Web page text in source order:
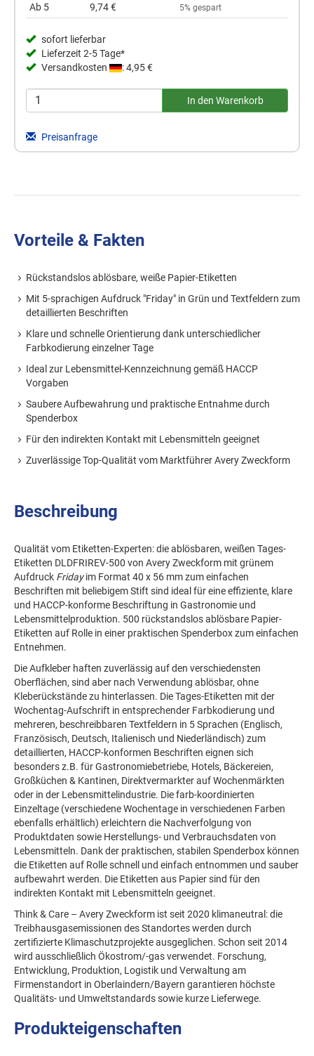
Ab 5 9,74 € 5% gespart
sofort lieferbar
Lieferzeit 2-5 Tage*
Versandkosten
: 4,95 €
Preisanfrage
Vorteile & Fakten
Rückstandslos ablösbare, weiße Papier-Etiketten
Mit 5-sprachigen Aufdruck "Friday" in Grün und Textfeldern zum
detaillierten Beschriften
Klare und schnelle Orientierung dank unterschiedlicher
Farbkodierung einzelner Tage
Ideal zur Lebensmittel-Kennzeichnung gemäß HACCP
Vorgaben
Saubere Aufbewahrung und praktische Entnahme durch
Spenderbox
Für den indirekten Kontakt mit Lebensmitteln geeignet
Zuverlässige Top-Qualität vom Marktführer Avery Zweckform
Beschreibung
Qualität vom Etiketten-Experten: die ablösbaren, weißen Tages-
Etiketten DLDFRIREV-500 von Avery Zweckform mit grünem
Aufdruck Fridayim Format 40 x 56 mm zum einfachen
Beschriften mit beliebigem Stift sind ideal für eine effiziente, klare
und HACCP-konforme Beschriftung in Gastronomie und
Lebensmittelproduktion. 500 rückstandslos ablösbare Papier-
Etiketten auf Rolle in einer praktischen Spenderbox zum einfachen
Entnehmen.
Die Aufkleber haften zuverlässig auf den verschiedensten
Oberflächen, sind aber nach Verwendung ablösbar, ohne
Kleberückstände zu hinterlassen. Die Tages-Etiketten mit der
Wochentag-Aufschrift in entsprechender Farbkodierung und
mehreren, beschreibbaren Textfeldern in 5 Sprachen (Englisch,
Französisch, Deutsch, Italienisch und Niederländisch) zum
detaillierten, HACCP-konformen Beschriften eignen sich
besonders z.B. für Gastronomiebetriebe, Hotels, Bäckereien,
Großküchen & Kantinen, Direktvermarkter auf Wochenmärkten
oder in der Lebensmittelindustrie. Die farb-koordinierten
Einzeltage (verschiedene Wochentage in verschiedenen Farben
ebenfalls erhältlich) erleichtern die Nachverfolgung von
Produktdaten sowie Herstellungs- und Verbrauchsdaten von
Lebensmitteln. Dank der praktischen, stabilen Spenderbox können
die Etiketten auf Rolle schnell und einfach entnommen und sauber
aufbewahrt werden. Die Etiketten aus Papier sind für den
indirekten Kontakt mit Lebensmitteln geeignet.
Think & Care – Avery Zweckform ist seit 2020 klimaneutral: die
Treibhausgasemissionen des Standortes werden durch
zertifizierte Klimaschutzprojekte ausgeglichen. Schon seit 2014
wird ausschließlich Ökostrom/-gas verwendet. Forschung,
Entwicklung, Produktion, Logistik und Verwaltung am
Firmenstandort in Oberlaindern/Bayern garantieren höchste
Qualitäts- und Umweltstandards sowie kurze Lieferwege.
Produkteigenschaften